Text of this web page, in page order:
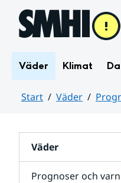
Hoppa till sidans innehåll
Väder Klimat
Start Väder
Väder
Prognoser och